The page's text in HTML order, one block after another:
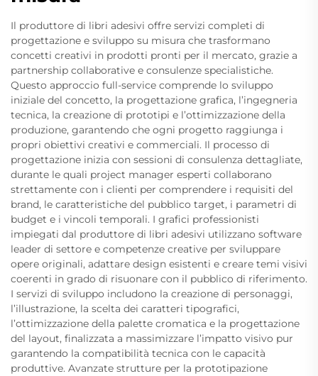
Il produttore di libri adesivi offre servizi completi di
progettazione e sviluppo su misura che trasformano
concetti creativi in prodotti pronti per il mercato, grazie a
partnership collaborative e consulenze specialistiche.
Questo approccio full-service comprende lo sviluppo
iniziale del concetto, la progettazione grafica, l’ingegneria
tecnica, la creazione di prototipi e l’ottimizzazione della
produzione, garantendo che ogni progetto raggiunga i
propri obiettivi creativi e commerciali. Il processo di
progettazione inizia con sessioni di consulenza dettagliate,
durante le quali project manager esperti collaborano
strettamente con i clienti per comprendere i requisiti del
brand, le caratteristiche del pubblico target, i parametri di
budget e i vincoli temporali. I grafici professionisti
impiegati dal produttore di libri adesivi utilizzano software
leader di settore e competenze creative per sviluppare
opere originali, adattare design esistenti e creare temi visivi
coerenti in grado di risuonare con il pubblico di riferimento.
I servizi di sviluppo includono la creazione di personaggi,
l’illustrazione, la scelta dei caratteri tipografici,
l’ottimizzazione della palette cromatica e la progettazione
del layout, finalizzata a massimizzare l’impatto visivo pur
garantendo la compatibilità tecnica con le capacità
produttive. Avanzate strutture per la prototipazione